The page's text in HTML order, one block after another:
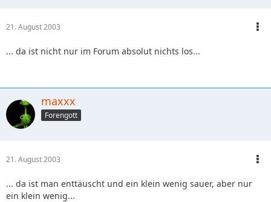
21. August 2003
... da ist nicht nur im Forum absolut nichts los...
maxxx
Forengott
21. August 2003
... da ist man enttäuscht und ein klein wenig sauer, aber nur
ein klein wenig...